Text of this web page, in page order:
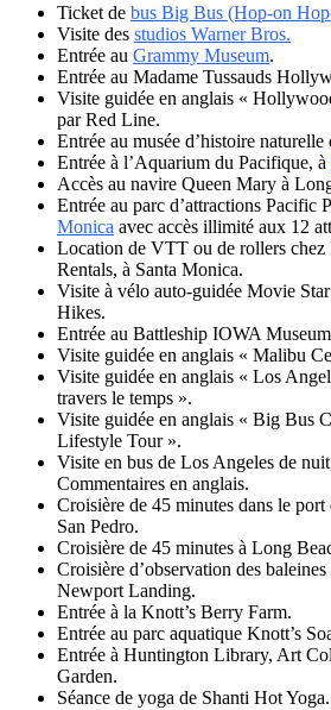
Ticket de bus Big Bus (Hop-on
Visite des studios Warner Bros.
Entrée au Grammy Museum.
Entrée au Madame Tussauds
Visite guidée en anglais «
par Red Line.
Entrée au musée d’histoire
Entrée à l’Aquarium du Pacifique, à
Accès au navire Queen Mary à
Entrée au parc d’attractions Pacific
Monica avec accès illimité aux 12
Location de VTT ou de rollers chez
Rentals, à Santa Monica.
Visite à vélo auto-guidée Movie
Hikes.
Entrée au Battleship IOWA
Visite guidée en anglais « Malibu
Visite guidée en anglais « Los
travers le temps ».
Visite guidée en anglais « Big Bus
Lifestyle Tour ».
Visite en bus de Los Angeles de
Commentaires en anglais.
Croisière de 45 minutes dans le
San Pedro.
Croisière de 45 minutes à Long
Croisière d’observation des
Newport Landing.
Entrée à la Knott’s Berry Farm.
Entrée au parc aquatique Knott’s
Entrée à Huntington Library, Art
Garden.
Séance de yoga de Shanti Hot Yoga.